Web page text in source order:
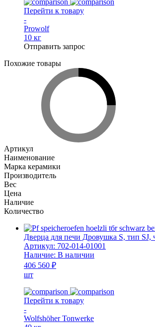
Перейти к товару
-
Prowolf
10 кг
Отправить запрос
Похожие товары
Артикул
Наименование
Марка керамики
Производитель
Вес
Цена
Наличие
Количество
Дверца для печи Дровушка S, тип SJ,
Артикул: 702-014-01001
Наличие: В наличии
406 560 ₽
шт
Перейти к товару
-
Wolfshöher Tonwerke